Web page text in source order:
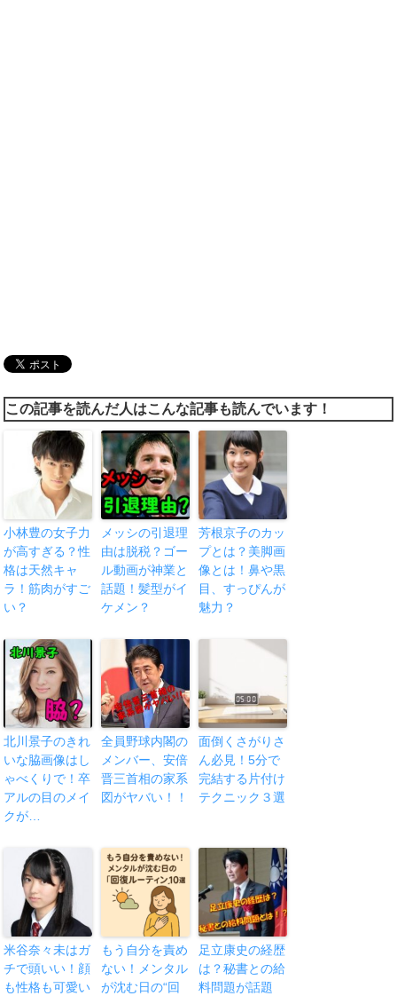
この記事を読んだ人はこんな記事も読んでいます！
小林豊の女子力
が高すぎる？性
格は天然キャ
ラ！筋肉がすご
い？
メッシの引退理
由は脱税？ゴー
ル動画が神業と
話題！髪型がイ
ケメン？
芳根京子のカッ
プとは？美脚画
像とは！鼻や黒
目、すっぴんが
魅力？
北川景子のきれ
いな脇画像はし
ゃべくりで！卒
アルの目のメイ
クが…
全員野球内閣の
メンバー、安倍
晋三首相の家系
図がヤバい！！
面倒くさがりさ
ん必見！5分で
完結する片付け
テクニック３選
米谷奈々未はガ
チで頭いい！顔
も性格も可愛い
もう自分を責め
ない！メンタル
が沈む日の“回
足立康史の経歴
は？秘書との給
料問題が話題